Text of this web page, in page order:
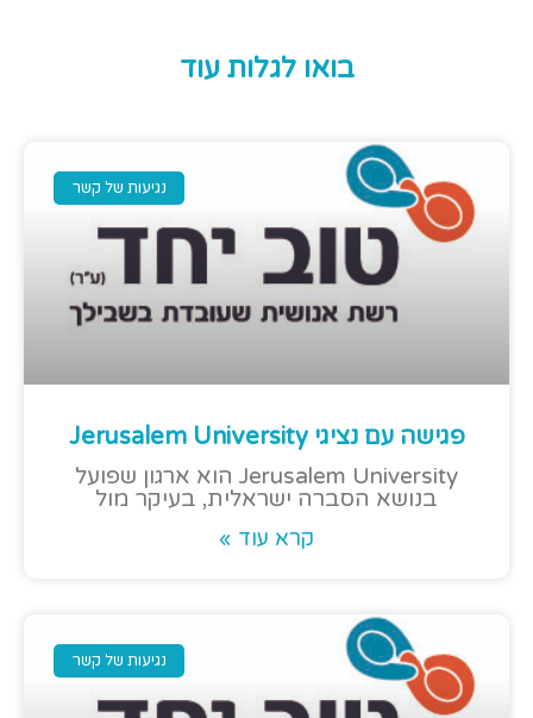
בואו לגלות עוד
נגיעות של קשר
פגישה עם נציגי Jerusalem University
Jerusalem University הוא ארגון שפועל
בנושא הסברה ישראלית, בעיקר מול
קרא עוד »
נגיעות של קשר